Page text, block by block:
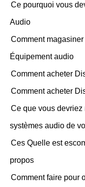
Ce pourquoi vous
Audio
Comment
Équipement audio
Comment acheter
Comment acheter
Ce que vous
systèmes audio de
Ces Quelle est
propos
Comment faire pour